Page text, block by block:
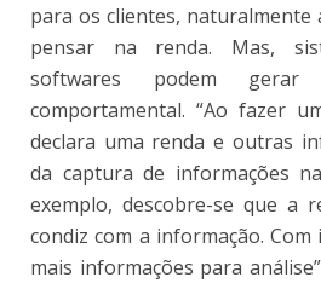
para os clientes, naturalmente
pensar na renda. Mas,
softwares podem
comportamental. “Ao fazer
declara uma renda e outras
da captura de informações
exemplo, descobre-se que a
condiz com a informação.
mais informações para